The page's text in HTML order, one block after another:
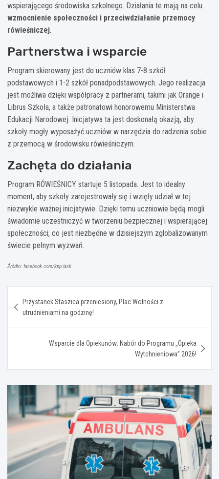
wspierającego środowiska szkolnego. Działania te mają na celu
wzmocnienie społeczności i przeciwdziałanie przemocy
rówieśniczej.
Partnerstwa i wsparcie
Program skierowany jest do uczniów klas 7-8 szkół
podstawowych i 1-2 szkół ponadpodstawowych. Jego realizacja
jest możliwa dzięki współpracy z partnerami, takimi jak Orange i
Librus Szkoła, a także patronatowi honorowemu Ministerstwa
Edukacji Narodowej. Inicjatywa ta jest doskonałą okazją, aby
szkoły mogły wyposażyć uczniów w narzędzia do radzenia sobie
z przemocą w środowisku rówieśniczym.
Zachęta do działania
Program RÓWIEŚNICY startuje 5 listopada. Jest to idealny
moment, aby szkoły zarejestrowały się i wzięły udział w tej
niezwykle ważnej inicjatywie. Dzięki temu uczniowie będą mogli
świadomie uczestniczyć w tworzeniu bezpiecznej i wspierającej
społeczności, co jest niezbędne w dzisiejszym zglobalizowanym
świecie pełnym wyzwań.
Źródło: facebook.com/kpp.lask
wpisu
Przystanek Staszica przeniesiony, Plac Wolności z
utrudnieniami na godzinę!
Wsparcie dla Opiekunów: Nabór do Programu „Opieka
Wytchnieniowa” 2026!